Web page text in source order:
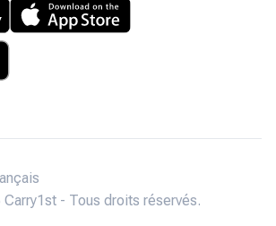
- Tous droits réservés.